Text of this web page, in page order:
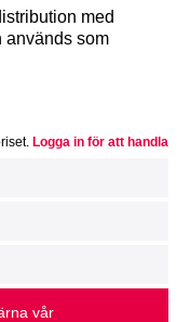
med
används som
Logga in för att handla
vår